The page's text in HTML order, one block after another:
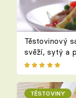
Těstovinový
svěží, sytý a
TĚSTOVINY